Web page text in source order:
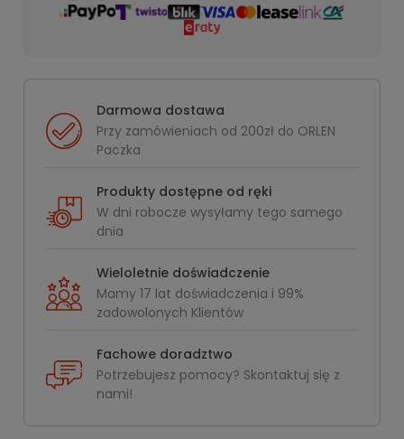
Darmowa dostawa
Przy zamówieniach od 200zł do ORLEN
Paczka
Produkty dostępne od ręki
W dni robocze wysyłamy tego samego
dnia
Wieloletnie doświadczenie
Mamy 17 lat doświadczenia i 99%
zadowolonych Klientów
Fachowe doradztwo
Potrzebujesz pomocy? Skontaktuj się z
nami!